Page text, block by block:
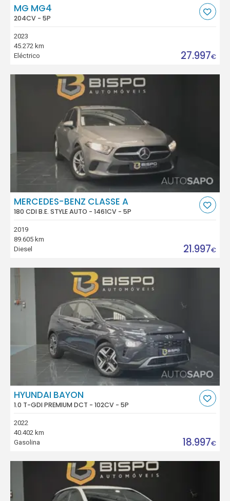
MG MG4
204CV - 5P
2023
45.272 km
Eléctrico
27.997€
MERCEDES-BENZ CLASSE A
180 CDI B.E. STYLE AUTO - 1461CV - 5P
2019
89.605 km
Diesel
21.997€
HYUNDAI BAYON
1.0 T-GDI PREMIUM DCT - 102CV - 5P
2022
40.402 km
Gasolina
18.997€